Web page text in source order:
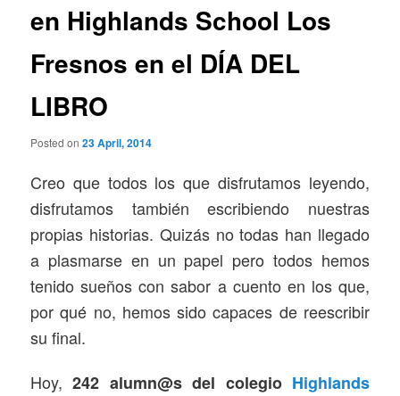
en Highlands School Los
Fresnos en el DÍA DEL
LIBRO
Posted on23 April, 2014
Creo que todos los que disfrutamos leyendo,
disfrutamos también escribiendo nuestras
propias historias. Quizás no todas han llegado
a plasmarse en un papel pero todos hemos
tenido sueños con sabor a cuento en los que,
por qué no, hemos sido capaces de reescribir
su final.
Hoy,242 alumn@s del colegio Highlands